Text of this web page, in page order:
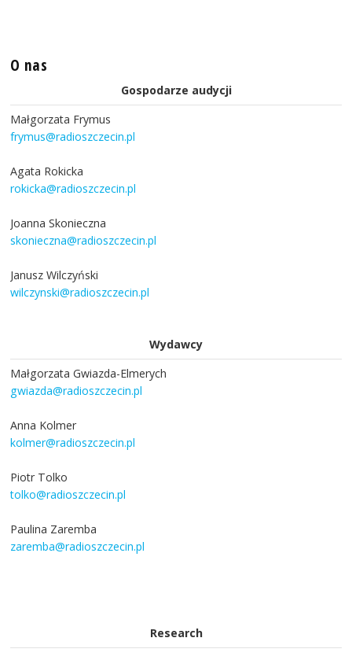
O nas
Gospodarze audycji
Małgorzata Frymus
frymus@radioszczecin.pl
Agata Rokicka
rokicka@radioszczecin.pl
Joanna Skonieczna
skonieczna@radioszczecin.pl
Janusz Wilczyński
wilczynski@radioszczecin.pl
Wydawcy
Małgorzata Gwiazda-Elmerych
gwiazda@radioszczecin.pl
Anna Kolmer
kolmer@radioszczecin.pl
Piotr Tolko
tolko@radioszczecin.pl
Paulina Zaremba
zaremba@radioszczecin.pl
Research